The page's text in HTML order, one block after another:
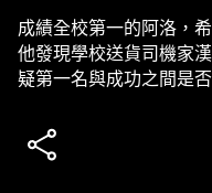
成績全校第一的阿洛，
他發現學校送貨司機家
疑第一名與成功之間是